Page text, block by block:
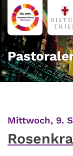
Zum Inhalt
Mittwoch, 9.